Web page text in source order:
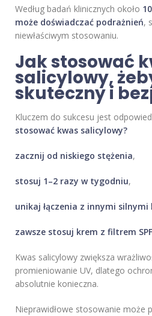
Według badań klinicznych około
może doświadczać podrażnień,
niewłaściwym stosowaniu.
Jak stosować
salicylowy,
skuteczny i
Kluczem do sukcesu jest
stosować kwas salicylowy?
zacznij od niskiego stężenia,
stosuj 1–2 razy w tygodniu,
unikaj łączenia z innymi
zawsze stosuj krem z filtrem SPF
Kwas salicylowy zwiększa
promieniowanie UV, dlatego
absolutnie konieczna.
Nieprawidłowe stosowanie może